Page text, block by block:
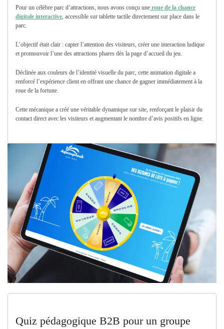
Pour un célèbre parc d’attractions, nous avons conçu une roue de la chance
digitale interactive, accessible sur tablette tactile directement sur place dans le
parc.
L’objectif était clair : capter l’attention des visiteurs, créer une interaction ludique
et promouvoir l’une des attractions phares dès la page d’accueil du jeu.
Déclinée aux couleurs de l’identité visuelle du parc, cette animation digitale a
renforcé l’expérience client en offrant une chance de gagner immédiatement à la
roue de la fortune.
Cette mécanique a créé une véritable dynamique sur site, renforçant le plaisir du
contact direct avec les visiteurs et augmentant le nombre d’avis positifs en ligne.
Quiz pédagogique B2B pour un groupe